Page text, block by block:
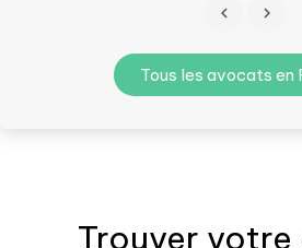
Tous les avocats en
Trouver votre